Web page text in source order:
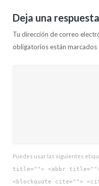
Deja una respuesta
Tu dirección de correo
obligatorios están marcados
Puedes usar las siguientes
title=""> <abbr title="">
<blockquote cite="">